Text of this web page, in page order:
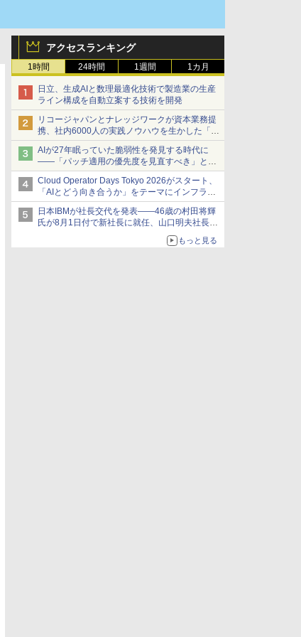
アクセスランキング
1時間 24時間 1週間 1カ月
日立、生成AIと数理最適化技術で製造業の生産
ライン構成を自動立案する技術を開発
リコージャパンとナレッジワークが資本業務提
携、社内6000人の実践ノウハウを生かした「AI
商談記録 for RICOH」を展開へ
AIが27年眠っていた脆弱性を発見する時代に
――「パッチ適用の優先度を見直すべき」とセ
キュリティ専門家
Cloud Operator Days Tokyo 2026がスタート、
「AIとどう向き合うか」をテーマにインフラ運
用の知見を集約
日本IBMが社長交代を発表――46歳の村田将輝
氏が8月1日付で新社長に就任、山口明夫社長は
もっと見る